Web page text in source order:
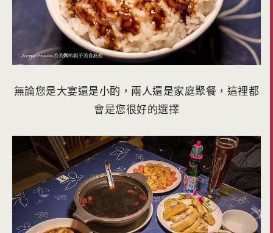
無論您是大宴還是小酌，兩人還是家庭聚餐，這裡都
會是您很好的選擇